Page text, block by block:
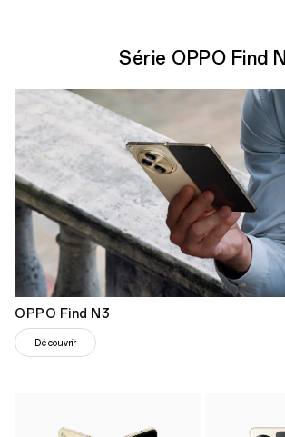
Série OPPO Find N
OPPO Find N3
Découvrir